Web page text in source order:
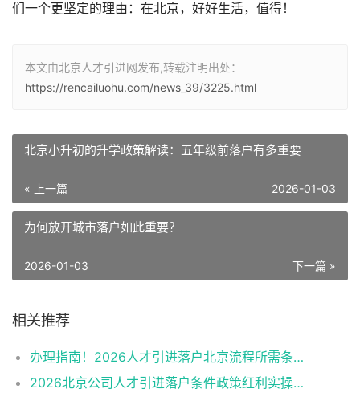
们一个更坚定的理由：在北京，好好生活，值得！
本文由北京人才引进网发布,转载注明出处：
https://rencailuohu.com/news_39/3225.html
北京小升初的升学政策解读：五年级前落户有多重要
« 上一篇 2026-01-03
为何放开城市落户如此重要？
下一篇 »
2026-01-03
相关推荐
办理指南！2026人才引进落户北京流程所需条件申报资料
2026北京公司人才引进落户条件政策红利实操细节